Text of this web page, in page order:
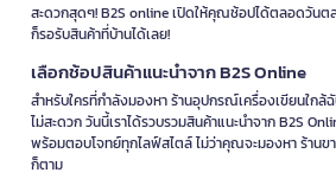
สะดวกสุดๆ! B2S online เปิดให้คุณช้อปได้ตลอดวันต
ก็รอรับสินค้าที่บ้านได้เลย!
เลือกช้อปสินค้าแนะนำจาก B2S Online
สำหรับใครที่กำลังมองหา ร้านอุปกรณ์เครื่องเขียนใกล้
ไม่สะดวก วันนี้เราได้รวบรวมสินค้าแนะนำจาก B2S
พร้อมตอบโจทย์ทุกไลฟ์สไตล์ ไม่ว่าคุณจะมองหา ร้าน
ก็ตาม